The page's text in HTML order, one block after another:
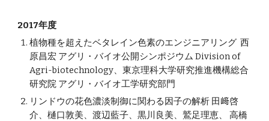
2017年度
植物種を超えたベタレイン色素のエンジニアリング 西
原昌宏 アグリ・バイオ公開シンポジウム Division of
Agri-biotechnology、東京理科大学研究推進機構総合
研究院 アグリ・バイオ工学研究部門
リンドウの花色濃淡制御に関わる因子の解析 田﨑啓
介、樋口敦美、渡辺藍子、黒川良美、鷲足理恵、 高橋